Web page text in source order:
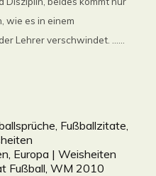
wie es in einem
Lehrer verschwindet. ......
Fußballzitate,
Europa | Weisheiten
Fußball WM 2010